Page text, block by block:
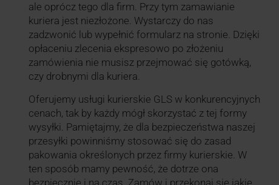
ale oprócz tego dla firm. Przy tym zamawianie
kuriera jest niezłożone. Wystarczy do nas
zadzwonić lub wypełnić formularz na stronie. Dzięki
opłaceniu zlecenia ekspresowo po złożeniu
zamówienia nie musisz przejmować się gotówką,
czy drobnymi dla kuriera.
Oferujemy usługi kurierskie GLS w konkurencyjnych
cenach, tak by każdy mógł skorzystać z tej formy
wysyłki. Pamiętajmy, że dla bezpieczeństwa naszej
przesyłki powinniśmy stosować się do zasad
pakowania określonych przez firmy kurierskie. W
ten sposób mamy pewność, że dotrze ona